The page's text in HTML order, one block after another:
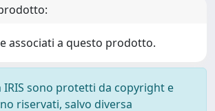
associati a questo prodotto.
sono protetti da copyright e
riservati, salvo diversa